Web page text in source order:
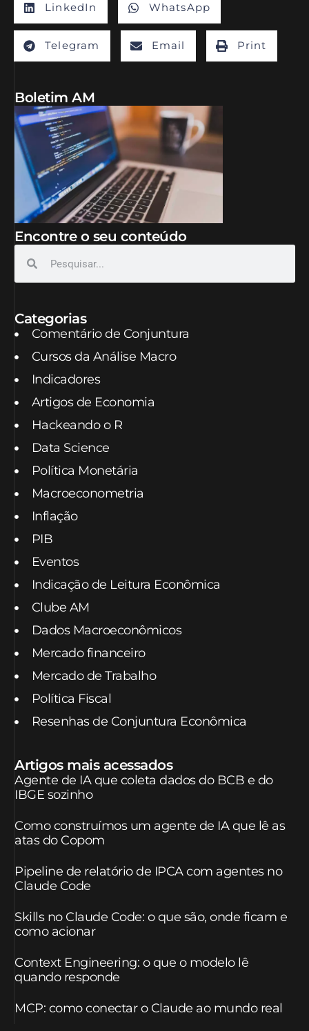
LinkedIn WhatsApp
Telegram Email Print
Boletim AM
Encontre o seu conteúdo
Categorias
Comentário de Conjuntura
Cursos da Análise Macro
Indicadores
Artigos de Economia
Hackeando o R
Data Science
Política Monetária
Macroeconometria
Inflação
PIB
Eventos
Indicação de Leitura Econômica
Clube AM
Dados Macroeconômicos
Mercado financeiro
Mercado de Trabalho
Política Fiscal
Resenhas de Conjuntura Econômica
Artigos mais acessados
Agente de IA que coleta dados do BCB e do
IBGE sozinho
Como construímos um agente de IA que lê as
atas do Copom
Pipeline de relatório de IPCA com agentes no
Claude Code
Skills no Claude Code: o que são, onde ficam e
como acionar
Context Engineering: o que o modelo lê
quando responde
MCP: como conectar o Claude ao mundo real